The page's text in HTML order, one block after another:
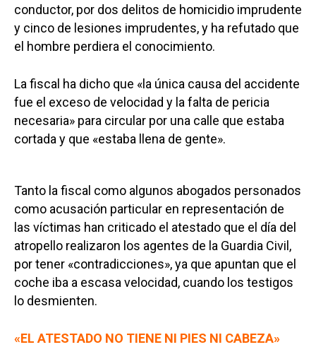
conductor, por dos delitos de homicidio imprudente
y cinco de lesiones imprudentes, y ha refutado que
el hombre perdiera el conocimiento.
La fiscal ha dicho que «la única causa del accidente
fue el exceso de velocidad y la falta de pericia
necesaria» para circular por una calle que estaba
cortada y que «estaba llena de gente».
Tanto la fiscal como algunos abogados personados
como acusación particular en representación de
las víctimas han criticado el atestado que el día del
atropello realizaron los agentes de la Guardia Civil,
por tener «contradicciones», ya que apuntan que el
coche iba a escasa velocidad, cuando los testigos
lo desmienten.
«EL ATESTADO NO TIENE NI PIES NI CABEZA»